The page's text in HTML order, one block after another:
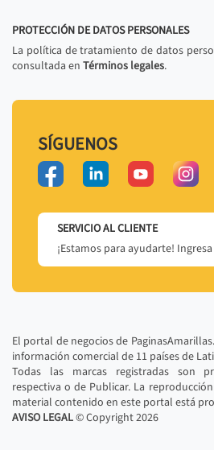
PROTECCIÓN DE DATOS PERSONALES
La política de tratamiento de datos
consultada en Términos legales.
SÍGUENOS
SERVICIO AL CLIENTE
¡Estamos para ayudarte! Ingresa
El portal de negocios de
información comercial de 11 países de
Todas las marcas registradas son
respectiva o de Publicar. La
material contenido en este portal está
AVISO LEGAL© Copyright2026